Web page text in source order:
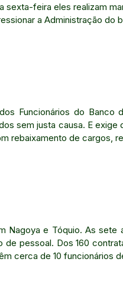
sexta-feira eles realizam
a Administração do
Funcionários do
sem justa causa. E
rebaixamento de cargos,
Nagoya e Tóquio. As
pessoal. Dos 160
cerca de 10 funcionários